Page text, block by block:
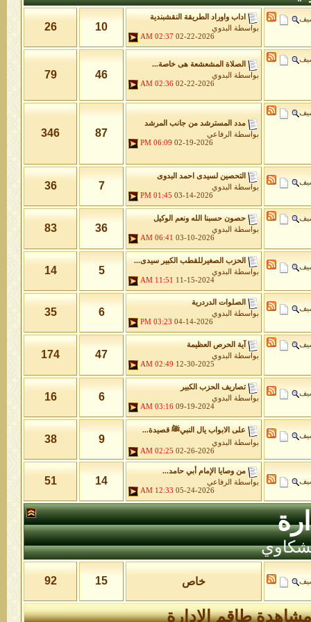
اداب واوراد الطريقة النقشبندية
بواسطة
البدوي
02-22-2026
02:37 AM
10
26
الصلاة المشعشعة هى خاصة...
بواسطة
البدوي
02-22-2026
02:36 AM
46
79
مدد المسترشد من جانب المرشد
بواسطة
الرفاعي
02-19-2026
06:09 PM
87
346
التحصين لسيدى احمد البدوى
بواسطة
البدوي
03-14-2026
01:45 PM
7
36
حصون حسبنا الله ونعم الوكيل
بواسطة
البدوي
03-10-2026
06:41 AM
36
83
الحزب الصغيرللقطب الكبير سيدى...
بواسطة
البدوي
11-15-2024
11:51 AM
5
14
الصلوات الدردرية
بواسطة
البدوي
04-14-2026
03:23 PM
6
35
آية الحرص العظيمة
بواسطة
البدوي
12-30-2025
02:49 AM
47
174
تصاريف الحزب الكبير
بواسطة
البدوي
09-19-2024
03:16 AM
6
16
على الابواب يال النبيﷺ قصيدة...
بواسطة
البدوي
02-26-2026
02:25 AM
9
38
من وصايا الإمام أبي حامد...
بواسطة
الرفاعي
05-24-2026
12:33 AM
14
51
خاص 15
92
طاقم الإدارة